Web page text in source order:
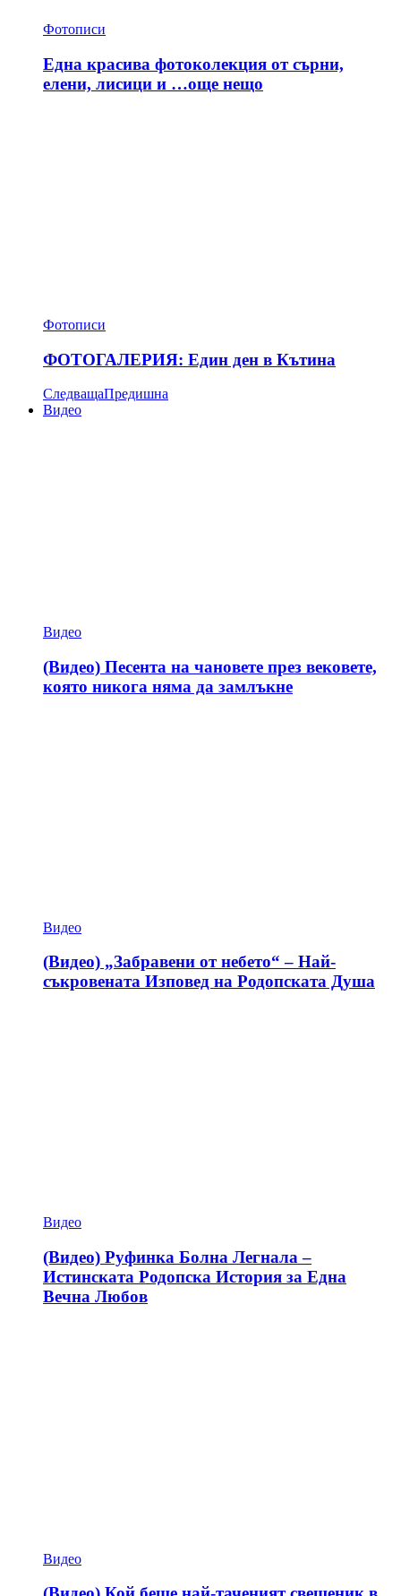
Фотописи
Една красива фотоколекция от сърни,
елени, лисици и …още нещо
Фотописи
ФОТОГАЛЕРИЯ: Един ден в Кътина
СледващаПредишна
Видео
Видео
(Видео) Песента на чановете през вековете,
която никога няма да замлъкне
Видео
(Видео) „Забравени от небето“ – Най-
съкровената Изповед на Родопската Душа
Видео
(Видео) Руфинка Болна Легнала –
Истинската Родопска История за Една
Вечна Любов
Видео